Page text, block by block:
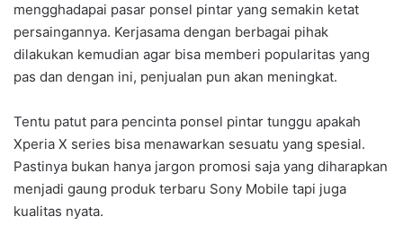
mengghadapai pasar ponsel pintar yang semakin ketat
persaingannya. Kerjasama dengan berbagai pihak
dilakukan kemudian agar bisa memberi popularitas yang
pas dan dengan ini, penjualan pun akan meningkat.
Tentu patut para pencinta ponsel pintar tunggu apakah
Xperia X series bisa menawarkan sesuatu yang spesial.
Pastinya bukan hanya jargon promosi saja yang diharapkan
menjadi gaung produk terbaru Sony Mobile tapi juga
kualitas nyata.